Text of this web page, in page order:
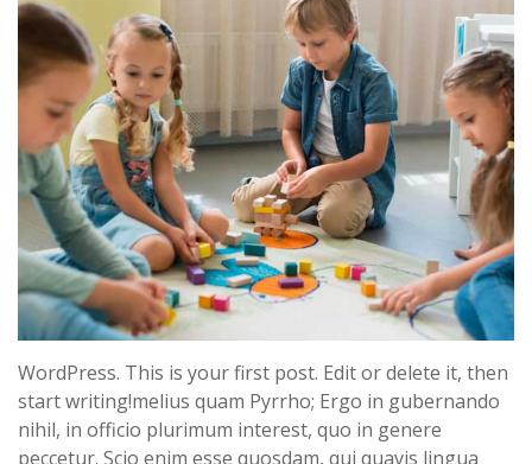
WordPress. This is your first post. Edit or delete it, then
start writing!melius quam Pyrrho; Ergo in gubernando
nihil, in officio plurimum interest, quo in genere
peccetur. Scio enim esse quosdam, qui quavis lingua